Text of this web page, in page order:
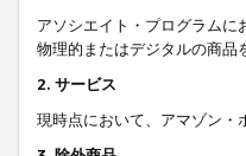
アソシエイト・プログラム
物理的またはデジタルの商品
2. サービス
現時点において、アマゾン・